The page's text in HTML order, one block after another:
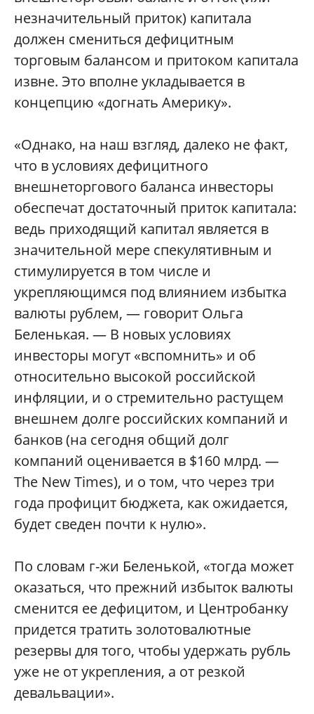
незначительный приток) капитала
должен смениться дефицитным
торговым балансом и притоком капитала
извне. Это вполне укладывается в
концепцию «догнать Америку».
«Однако, на наш взгляд, далеко не факт,
что в условиях дефицитного
внешнеторгового баланса инвесторы
обеспечат достаточный приток капитала:
ведь приходящий капитал является в
значительной мере спекулятивным и
стимулируется в том числе и
укрепляющимся под влиянием избытка
валюты рублем, — говорит Ольга
Беленькая. — В новых условиях
инвесторы могут «вспомнить» и об
относительно высокой российской
инфляции, и о стремительно растущем
внешнем долге российских компаний и
банков (на сегодня общий долг
компаний оценивается в $160 млрд. —
The New Times), и о том, что через три
года профицит бюджета, как ожидается,
будет сведен почти к нулю».
По словам г-жи Беленькой, «тогда может
оказаться, что прежний избыток валюты
сменится ее дефицитом, и Центробанку
придется тратить золотовалютные
резервы для того, чтобы удержать рубль
уже не от укрепления, а от резкой
девальвации».